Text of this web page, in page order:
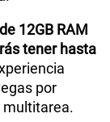
12GB RAM
tener hasta
por
multitarea.